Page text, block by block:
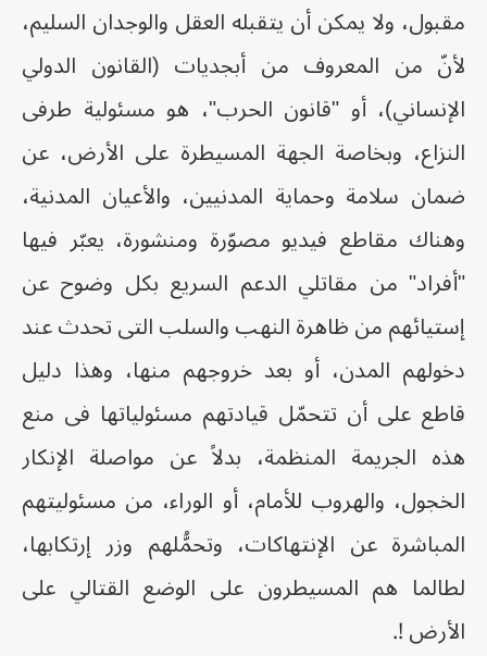
مقبول، ولا يمكن أن يتقبله العقل والوجدان السليم،
لأنّ من المعروف من أبجديات (القانون الدولي
الإنساني)، أو "قانون الحرب"، هو مسئولية طرفى
النزاع، وبخاصة الجهة المسيطرة على الأرض، عن
ضمان سلامة وحماية المدنيين، والأعيان المدنية،
وهناك مقاطع فيديو مصوّرة ومنشورة، يعبّر فيها
"أفراد" من مقاتلي الدعم السريع بكل وضوح عن
إستيائهم من ظاهرة النهب والسلب التى تحدث عند
دخولهم المدن، أو بعد خروجهم منها، وهذا دليل
قاطع على أن تتحمّل قيادتهم مسئولياتها فى منع
هذه الجريمة المنظمة، بدلاً عن مواصلة الإنكار
الخجول، والهروب للأمام، أو الوراء، من مسئوليتهم
المباشرة عن الإنتهاكات، وتحمُّلهم وزر إرتكابها،
لطالما هم المسيطرون على الوضع القتالي على
الأرض !.